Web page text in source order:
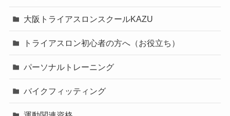
大阪トライアスロンスクールKAZU
トライアスロン初心者の方へ（お役立ち）
パーソナルトレーニング
バイクフィッティング